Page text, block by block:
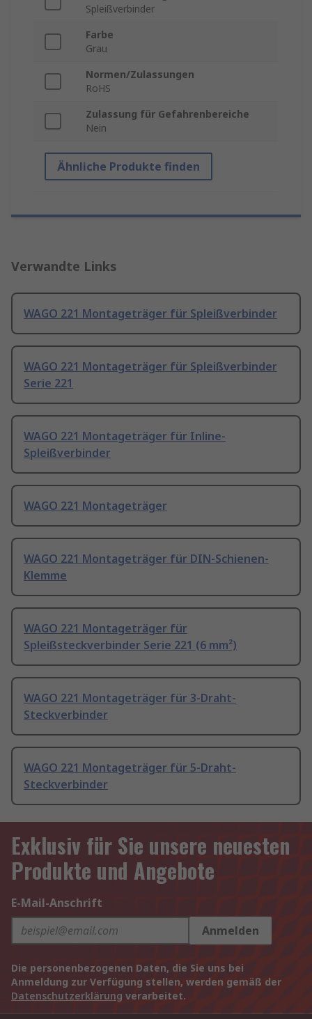
Spleißverbinder
Farbe
Grau
Normen/Zulassungen
RoHS
Zulassung für Gefahrenbereiche
Nein
Ähnliche Produkte finden
Verwandte Links
WAGO 221 Montageträger für Spleißverbinder
WAGO 221 Montageträger für Spleißverbinder
Serie 221
WAGO 221 Montageträger für Inline-
Spleißverbinder
WAGO 221 Montageträger
WAGO 221 Montageträger für DIN-Schienen-
Klemme
WAGO 221 Montageträger für
Spleißsteckverbinder Serie 221 (6 mm²)
WAGO 221 Montageträger für 3-Draht-
Steckverbinder
WAGO 221 Montageträger für 5-Draht-
Steckverbinder
Exklusiv für Sie unsere neuesten
Produkte und Angebote
E-Mail-Anschrift
Anmelden
Die personenbezogenen Daten, die Sie uns bei
Anmeldung zur Verfügung stellen, werden gemäß der
Datenschutzerklärung verarbeitet.